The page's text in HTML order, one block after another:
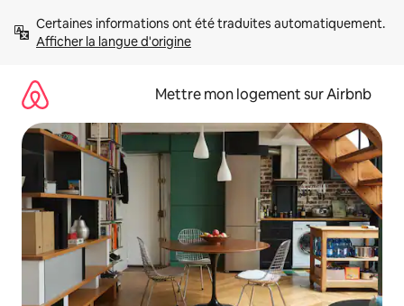
directement
Afficher la langue d'origine
Mettre mon logement sur Airbnb